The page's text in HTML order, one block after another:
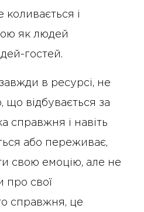
коливається і
як людей
гостей.
в ресурсі, не
що відбувається за
справжня і навіть
або переживає,
свою емоцію, але не
про свої
справжня, це